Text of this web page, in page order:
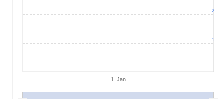
1. Jan
1
2